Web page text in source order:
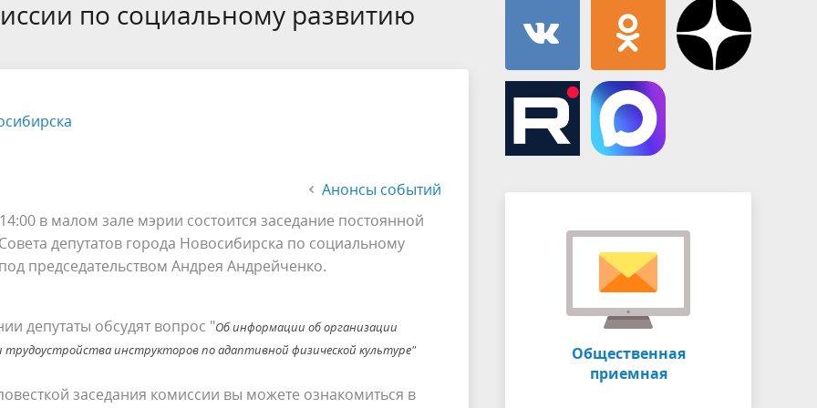
Объявления
предыдущих созывов
Порядок обжалования нормативных
имущественного характера
по социальному развитию
Анонсы событий
в малом зале мэрии состоится заседание постоянной
депутатов города Новосибирска по социальному
председательством Андрея Андрейченко.
депутаты обсудят вопрос "Об информации об организации
трудоустройства инструкторов по адаптивной физической культуре"
заседания комиссии вы можете ознакомиться в
Общественная
приемная